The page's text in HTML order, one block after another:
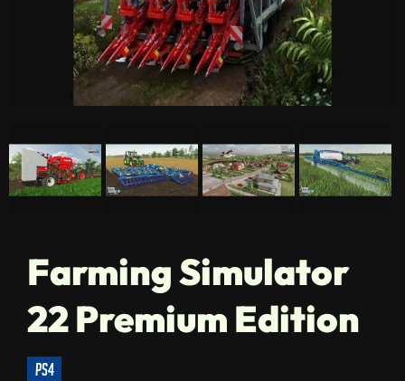
Farming Simulator
22 Premium Edition
ps4